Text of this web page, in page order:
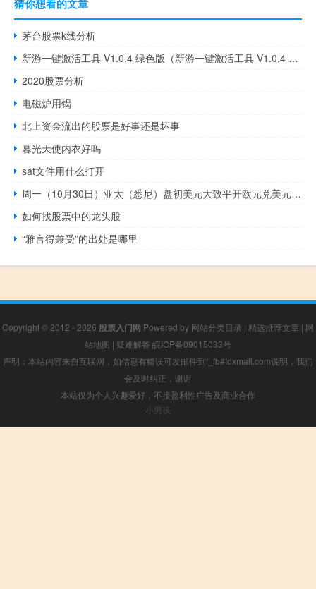
猜你想看的文章
茅台股票k线分析
新游一键激活工具 V1.0.4 绿色版（新游一键激活工具 V1.0.4 绿色版功能简介）
2020股票分析
电磁炉用锅
北上资金流出的股票是好事还是坏事
暮光天使内衣好吗
sat文件用什么打开
周一（10月30日）亚太（悉尼）盘初美元大致平开欧元兑美元持稳于1.0568美元兑瑞郎微跌不足0.1%报0.9020以色列在刚刚过去的周末表示在加沙地带扩大地面行动
如何找股票中的龙头股
“雅言得兼受”的出处是哪里
Copyright © 2012 - 2026 股票入门网 Powered by 网站分类目录 | 精选推荐文章 | 网
站地图 | 疑难解答 皖ICP备09015033号
声明：本站内容来自互联网，如信息有错误可发邮件到f_fb#foxmail.com说明，我们
会及时纠正，谢谢
本站仅为个人兴趣爱好，不接盈利性广告及商业合作
小男孩